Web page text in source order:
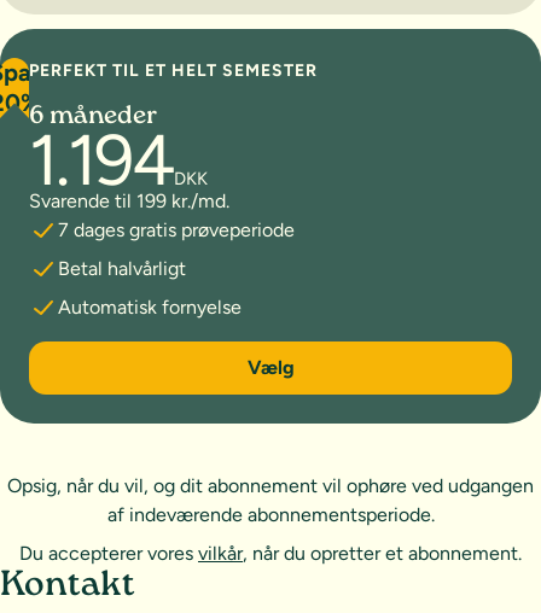
PERFEKT TIL ET HELT SEMESTER
6 måneder
1.194DKK
Svarende til 199 kr./md.
7 dages gratis prøveperiode
Betal halvårligt
Automatisk fornyelse
6 måneder
Vælg
Opsig, når du vil, og dit abonnement vil ophøre ved udgangen
af indeværende abonnementsperiode.
Du accepterer vores vilkår, når du opretter et abonnement.
Sideoversigt og kontakt
Kontakt